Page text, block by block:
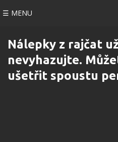
☰ MENU
Nálepky z rajčat
nevyhazujte.
ušetřit spoustu